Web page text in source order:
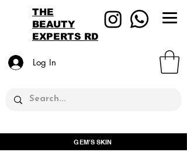
THE
BEAUTY
EXPERTS RD
GEM'S SKIN
Log In